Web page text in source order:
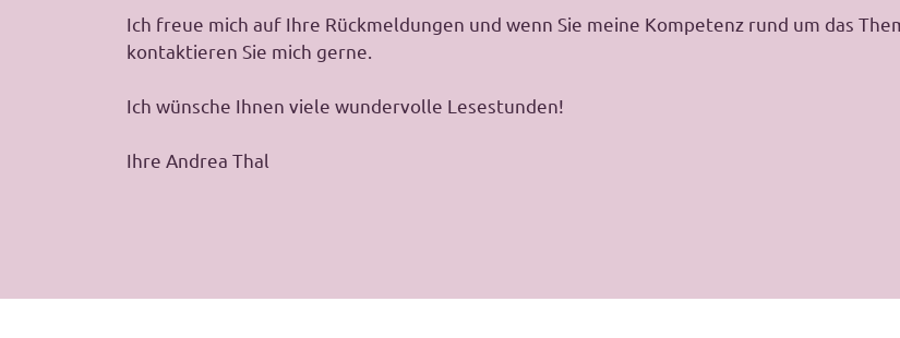
Ich freue mich auf Ihre Rückmeldungen und wenn Sie meine Kompetenz rund um das
kontaktieren Sie mich gerne.
Ich wünsche Ihnen viele wundervolle Lesestunden!
Ihre Andrea Thal